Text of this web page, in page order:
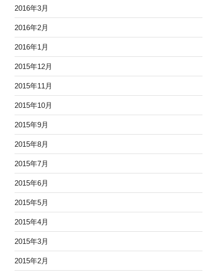
2016年3月
2016年2月
2016年1月
2015年12月
2015年11月
2015年10月
2015年9月
2015年8月
2015年7月
2015年6月
2015年5月
2015年4月
2015年3月
2015年2月